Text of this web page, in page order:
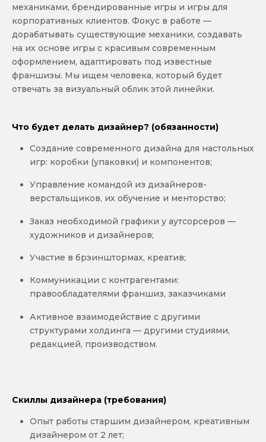
механиками, брендированные игры и игры для
корпоративных клиентов. Фокус в работе —
дорабатывать существующие механики, создавать
на их основе игры с красивым современным
оформлением, адаптировать под известные
франшизы. Мы ищем человека, который будет
отвечать за визуальный облик этой линейки.
Что будет делать дизайнер? (обязанности)
Создание современного дизайна для настольных
игр: коробки (упаковки) и компонентов;
Управление командой из дизайнеров-
верстальщиков, их обучение и менторство;
Заказ необходимой графики у аутсорсеров —
художников и дизайнеров;
Участие в брэинштормах, креатив;
Коммуникации с контрагентами:
правообладателями франшиз, заказчиками
Активное взаимодействие с другими
структурами холдинга — другими студиями,
редакцией, производством.
Скиллы дизайнера (требования)
Опыт работы старшим дизайнером, креативным
дизайнером от 2 лет;